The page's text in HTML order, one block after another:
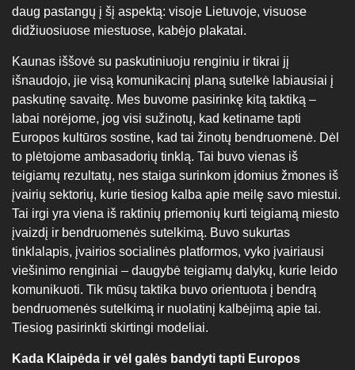
daug pastangų į šį aspektą: visoje Lietuvoje, visuose
didžiuosiuose miestuose, kabėjo plakatai.
Kaunas iššovė su paskutiniuoju renginiu ir tikrai jį
išnaudojo, jie visą komunikacinį planą sutelkė labiausiai į
paskutinę savaitę. Mes buvome pasirinkę kitą taktiką –
labai norėjome, jog visi sužinotų, kad ketiname tapti
Europos kultūros sostine, kad tai žinotų bendruomenė. Dėl
to plėtojome ambasadorių tinklą. Tai buvo vienas iš
teigiamų rezultatų, nes staiga surinkom įdomius žmones iš
įvairių sektorių, kurie tiesiog kalba apie meilę savo miestui.
Tai irgi yra viena iš raktinių priemonių kurti teigiamą miesto
įvaizdį ir bendruomenės sutelkimą. Buvo sukurtas
tinklalapis, įvairios socialinės platformos, vyko įvairiausi
viešinimo renginiai – daugybė teigiamų dalykų, kurie leido
komunikuoti. Tik mūsų taktika buvo orientuota į bendrą
bendruomenės sutelkimą ir nuolatinį kalbėjimą apie tai.
Tiesiog pasirinkti skirtingi modeliai.
Kada Klaipėda ir vėl galės bandyti tapti Europos